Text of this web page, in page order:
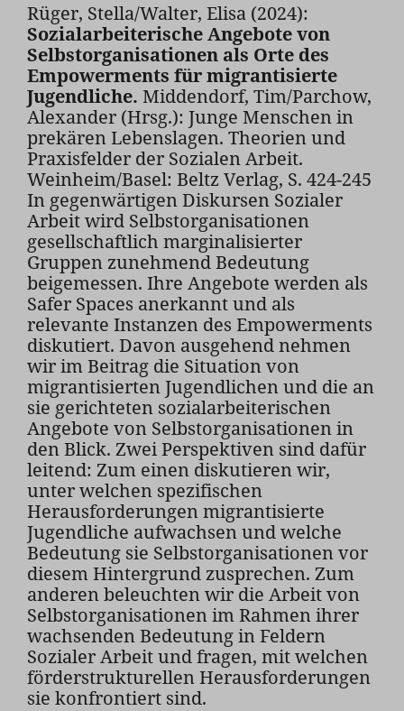
Rüger, Stella/Walter, Elisa (2024):
Sozialarbeiterische Angebote von
Selbstorganisationen als Orte des
Empowerments für migrantisierte
Jugendliche. Middendorf, Tim/Parchow,
Alexander (Hrsg.): Junge Menschen in
prekären Lebenslagen. Theorien und
Praxisfelder der Sozialen Arbeit.
Weinheim/Basel: Beltz Verlag, S. 424-245
In gegenwärtigen Diskursen Sozialer
Arbeit wird Selbstorganisationen
gesellschaftlich marginalisierter
Gruppen zunehmend Bedeutung
beigemessen. Ihre Angebote werden als
Safer Spaces anerkannt und als
relevante Instanzen des Empowerments
diskutiert. Davon ausgehend nehmen
wir im Beitrag die Situation von
migrantisierten Jugendlichen und die an
sie gerichteten sozialarbeiterischen
Angebote von Selbstorganisationen in
den Blick. Zwei Perspektiven sind dafür
leitend: Zum einen diskutieren wir,
unter welchen spezifischen
Herausforderungen migrantisierte
Jugendliche aufwachsen und welche
Bedeutung sie Selbstorganisationen vor
diesem Hintergrund zusprechen. Zum
anderen beleuchten wir die Arbeit von
Selbstorganisationen im Rahmen ihrer
wachsenden Bedeutung in Feldern
Sozialer Arbeit und fragen, mit welchen
förderstrukturellen Herausforderungen
sie konfrontiert sind.